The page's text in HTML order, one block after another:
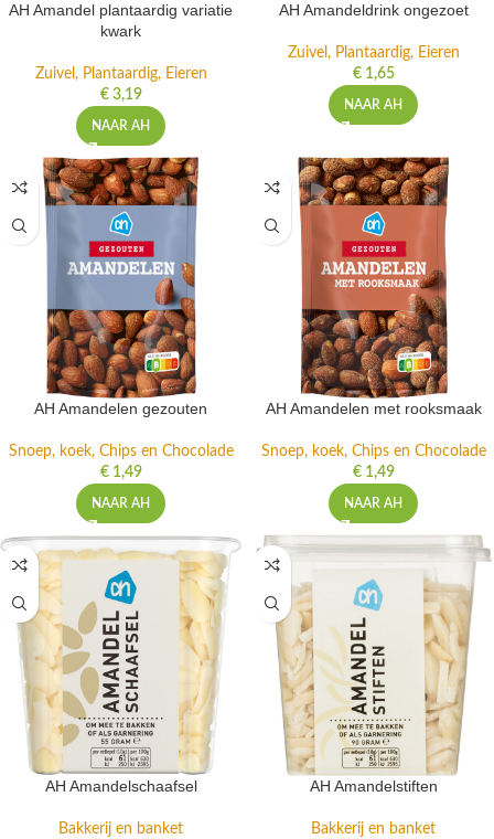
AH Amandel plantaardig variatie
kwark
Zuivel, Plantaardig, Eieren
€3,19
NAAR AH
AH Amandeldrink ongezoet
Zuivel, Plantaardig, Eieren
€1,65
NAAR AH
AH Amandelen gezouten
Snoep, koek, Chips en Chocolade
€1,49
NAAR AH
AH Amandelen met rooksmaak
Snoep, koek, Chips en Chocolade
€1,49
NAAR AH
AH Amandelschaafsel
Bakkerij en banket
AH Amandelstiften
Bakkerij en banket